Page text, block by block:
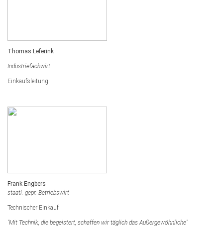
Thomas Leferink
Industriefachwirt
Einkaufsleitung
Frank Engbers
staatl. gepr. Betriebswirt
Technischer Einkauf
"Mit Technik, die begeistert, schaffen wir täglich das Außergewöhnliche"